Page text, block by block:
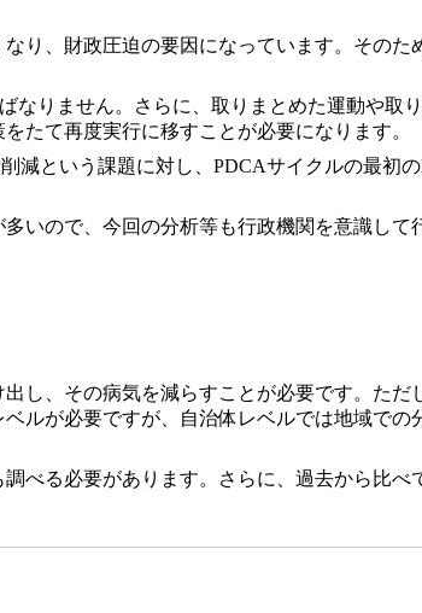
り、財政圧迫の要因になっています。そのた
りません。さらに、取りまとめた運動や取
たて再度実行に移すことが必要になります。
という課題に対し、PDCAサイクルの最初
いので、今回の分析等も行政機関を意識して
し、その病気を減らすことが必要です。ただ
ルが必要ですが、自治体レベルでは地域での
べる必要があります。さらに、過去から比べ